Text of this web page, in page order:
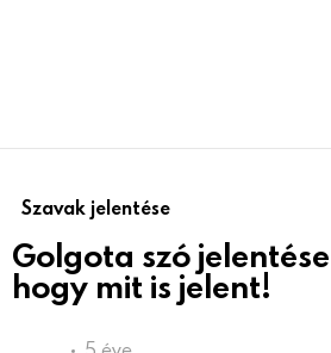
Szavak jelentése
Golgota szó
hogy mit is jelent!